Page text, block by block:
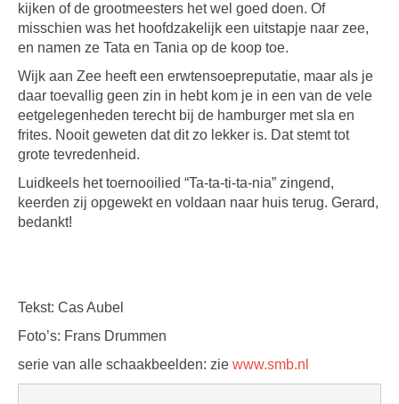
kijken of de grootmeesters het wel goed doen. Of
misschien was het hoofdzakelijk een uitstapje naar zee,
en namen ze Tata en Tania op de koop toe.
Wijk aan Zee heeft een erwtensoepreputatie, maar als je
daar toevallig geen zin in hebt kom je in een van de vele
eetgelegenheden terecht bij de hamburger met sla en
frites. Nooit geweten dat dit zo lekker is. Dat stemt tot
grote tevredenheid.
Luidkeels het toernooilied “Ta-ta-ti-ta-nia” zingend,
keerden zij opgewekt en voldaan naar huis terug. Gerard,
bedankt!
Tekst: Cas Aubel
Foto’s: Frans Drummen
serie van alle schaakbeelden: zie www.smb.nl